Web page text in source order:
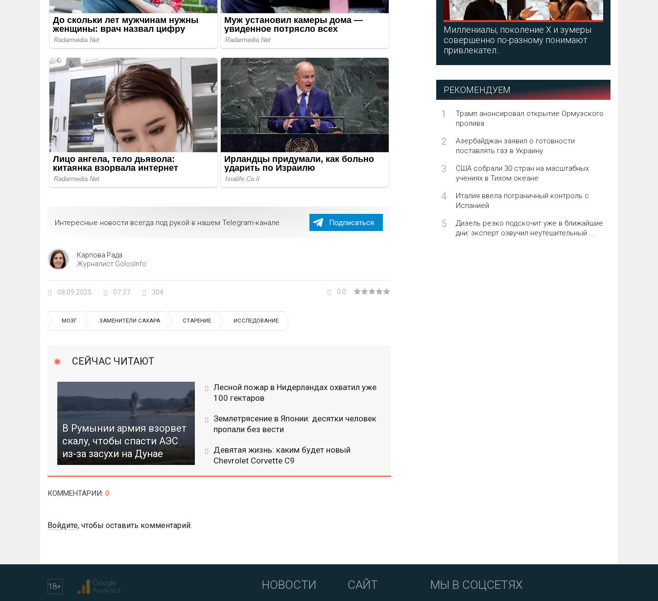
Интересные новости всегда под рукой в нашем Telegram-канале Подписаться
Карпова Рада
Журналист GolosInfo
08.09.2025 07:37 304 0.0
МОЗГ ЗАМЕНИТЕЛИ САХАРА СТАРЕНИЕ ИССЛЕДОВАНИЕ
СЕЙЧАС ЧИТАЮТ
В Румынии армия взорвет
скалу, чтобы спасти АЭС
из-за засухи на Дунае
Лесной пожар в Нидерландах охватил уже
100 гектаров
Землетрясение в Японии: десятки человек
пропали без вести
Девятая жизнь: каким будет новый
Chevrolet Corvette C9
КОММЕНТАРИИ: 0
Войдите, чтобы оставить комментарий.
Миллениалы, поколение X и зумеры
совершенно по-разному понимают
привлекател...
РЕКОМЕНДУЕМ
1
Трамп анонсировал открытие Ормузского
пролива
2
Азербайджан заявил о готовности
поставлять газ в Украину
3
США собрали 30 стран на масштабных
учениях в Тихом океане
4
Италия ввела пограничный контроль с
Испанией
5
Дизель резко подскочит уже в ближайшие
дни: эксперт озвучил неутешительный ...
18+ НОВОСТИ САЙТ МЫ В СОЦСЕТЯХ